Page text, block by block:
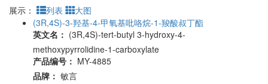
展示： 列表
大图
(3R,4S)-3-羟基-4-甲氧基吡咯烷-1-羧酸叔丁酯
英文名： (3R,4S)-tert-butyl 3-hydroxy-4-
methoxypyrrolidine-1-carboxylate
产品编号： MY-4885
品牌： 敏言